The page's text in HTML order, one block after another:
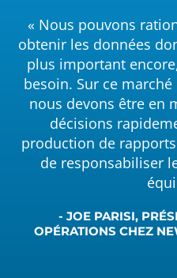
« Nous pouvons
obtenir les données
plus important
besoin. Sur ce
nous devons être en
décisions
production de
de responsabiliser
- JOE PARISI,
OPÉRATIONS CHEZ